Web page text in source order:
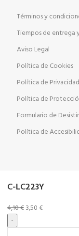
Términos y
Tiempos de entrega
Aviso Legal
Política de Cookies
Política de Privacidad
Política de
Formulario de
Política de
C-LC223Y
4,10€3,50€